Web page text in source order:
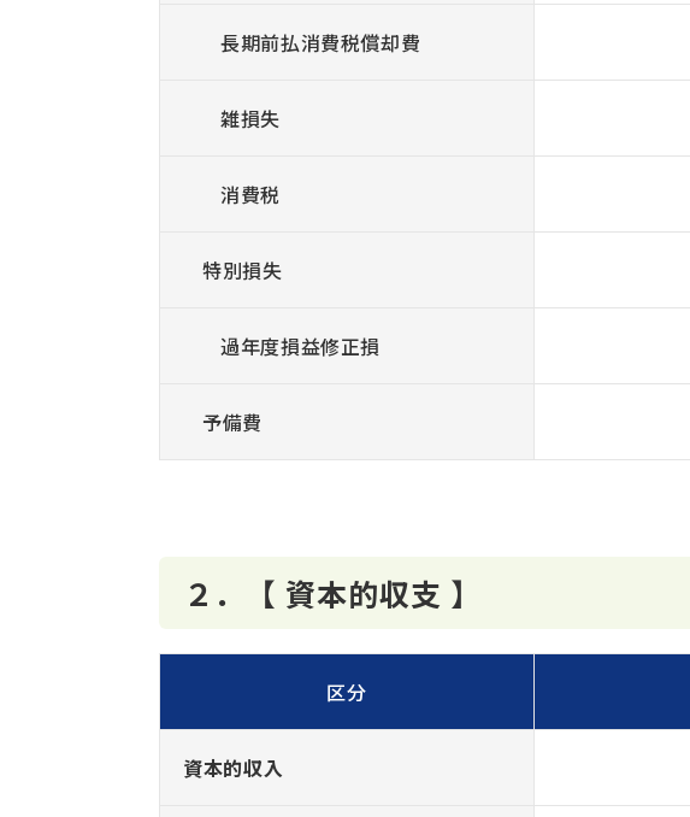
長期前払消費税償却費
雑損失
消費税
特別損失
過年度損益修正損
予備費
２．【 資本的収支 】
区分
資本的収入